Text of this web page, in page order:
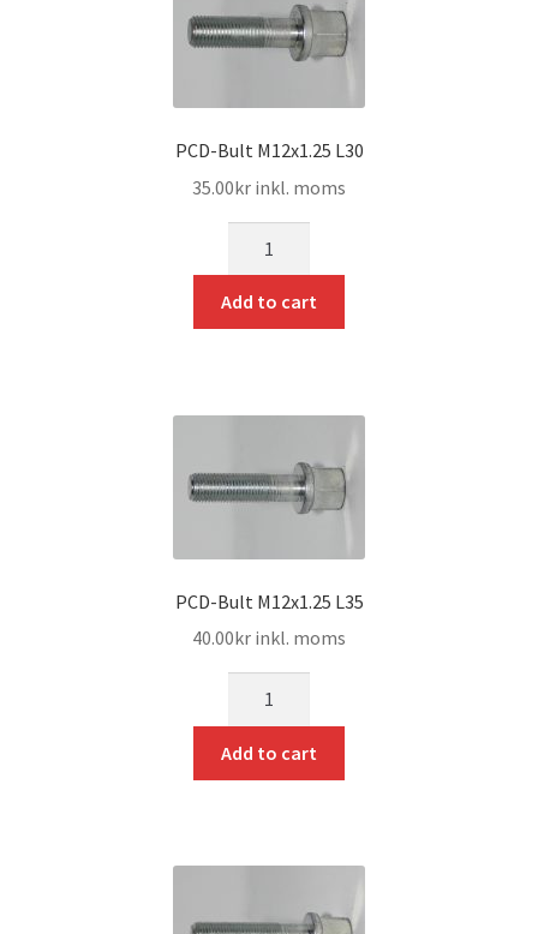
PCD-Bult M12x1.25 L30
35.00kr inkl. moms
Add to cart
PCD-Bult M12x1.25 L35
40.00kr inkl. moms
Add to cart